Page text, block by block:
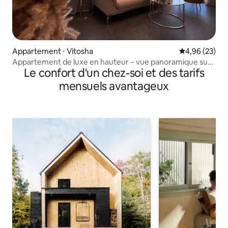
Appartement ⋅ Vitosha Évaluation
4,96 (23)
Appartement de luxe en hauteur – vue panoramique sur
SofiaLe confort d'un chez-soi et des tarifs
mensuels avantageux